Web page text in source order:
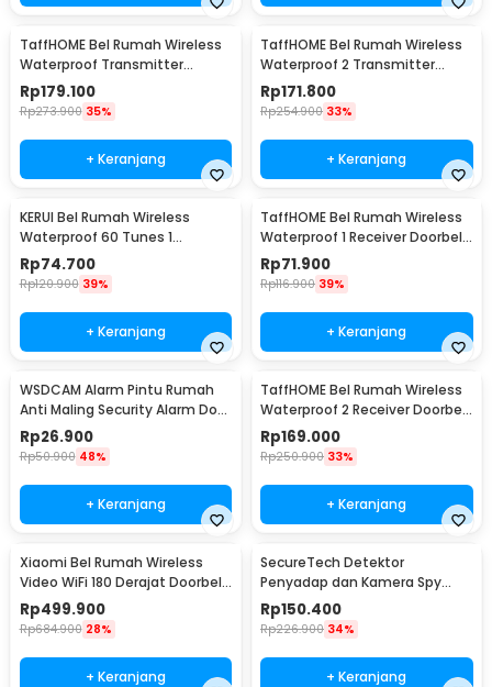
TaffHOME Bel Rumah Wireless
Waterproof Transmitter
Receiver Doorbell - H10
Rp179.100
Rp273.900 35%
+ Keranjang
TaffHOME Bel Rumah Wireless
Waterproof 2 Transmitter
Doorbell - A10BB
Rp171.800
Rp254.900 33%
+ Keranjang
KERUI Bel Rumah Wireless
Waterproof 60 Tunes 1
Receiver Doorbell - F53
Rp74.700
Rp120.900 39%
+ Keranjang
TaffHOME Bel Rumah Wireless
Waterproof 1 Receiver Doorbell
- A9
Rp71.900
Rp116.900 39%
+ Keranjang
WSDCAM Alarm Pintu Rumah
Anti Maling Security Alarm Door
Stop 120dB - LL-9806
Rp26.900
Rp50.900 48%
+ Keranjang
TaffHOME Bel Rumah Wireless
Waterproof 2 Receiver Doorbell
- Q189-BB
Rp169.000
Rp250.900 33%
+ Keranjang
Xiaomi Bel Rumah Wireless
Video WiFi 180 Derajat Doorbell
- MJML05-FJ
Rp499.900
Rp684.900 28%
+ Keranjang
SecureTech Detektor
Penyadap dan Kamera Spy
Hidden Camera Bug Detector -
X13
Rp150.400
Rp226.900 34%
+ Keranjang